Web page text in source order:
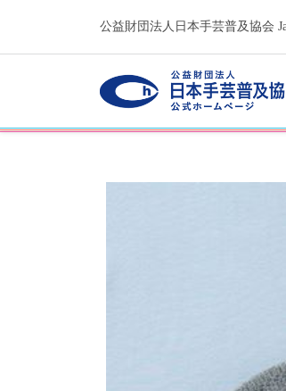
公益財団法人日本手芸普及協会